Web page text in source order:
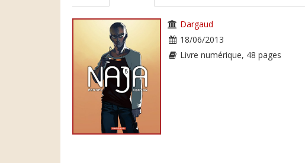
Dargaud
18/06/2013
Livre numérique, 48 pages